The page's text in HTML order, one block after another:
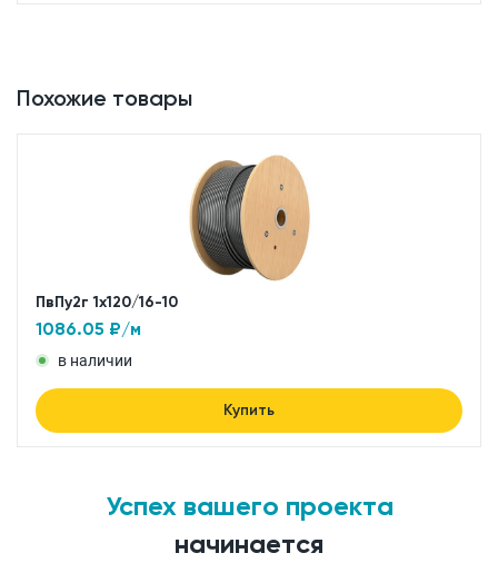
Похожие товары
ПвПу2г 1x120/16-10
1086.05 ₽/м
в наличии
Купить
Успех вашего проекта
начинается